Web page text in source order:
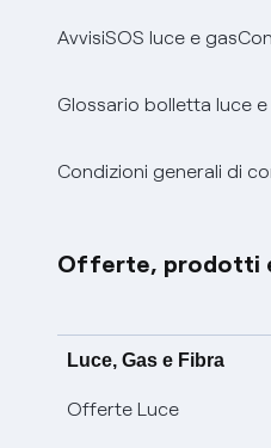
AvvisiSOS luce e gas
Glossario bolletta luce e
Condizioni generali di
Offerte, prodotti
Luce, Gas e Fibra
Offerte Luce